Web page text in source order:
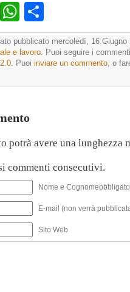
EmailWhatsApp
pubblicato mercoledì, 16 Giugno
e lavoro. Puoi seguire i
. Puoi inviare un commento, o
potrà avere una lunghezza
commenti consecutivi.
Nome e
E-mail (non verrà
Sito Web